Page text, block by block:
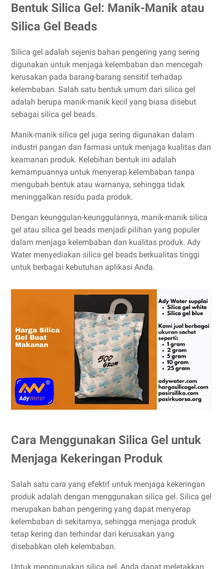
Bentuk Silica Gel: Manik-Manik atau
Silica Gel Beads
Silica gel adalah sejenis bahan pengering yang sering
digunakan untuk menjaga kelembaban dan mencegah
kerusakan pada barang-barang sensitif terhadap
kelembaban. Salah satu bentuk umum dari silica gel
adalah berupa manik-manik kecil yang biasa disebut
sebagai silica gel beads.
Manik-manik silica gel juga sering digunakan dalam
industri pangan dan farmasi untuk menjaga kualitas dan
keamanan produk. Kelebihan bentuk ini adalah
kemampuannya untuk menyerap kelembaban tanpa
mengubah bentuk atau warnanya, sehingga tidak
meninggalkan residu pada produk.
Dengan keunggulan-keunggulannya, manik-manik silica
gel atau silica gel beads menjadi pilihan yang populer
dalam menjaga kelembaban dan kualitas produk. Ady
Water menyediakan silica gel beads berkualitas tinggi
untuk berbagai kebutuhan aplikasi Anda.
Cara Menggunakan Silica Gel untuk
Menjaga Kekeringan Produk
Salah satu cara yang efektif untuk menjaga kekeringan
produk adalah dengan menggunakan silica gel. Silica gel
merupakan bahan pengering yang dapat menyerap
kelembaban di sekitarnya, sehingga menjaga produk
tetap kering dan terhindar dari kerusakan yang
disebabkan oleh kelembaban.
Untuk menggunakan silica gel, Anda dapat meletakkan